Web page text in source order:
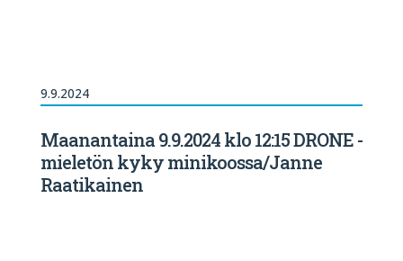
9.9.2024
Maanantaina 9.9.2024 klo 12:15 DRONE -
mieletön kyky minikoossa/Janne
Raatikainen